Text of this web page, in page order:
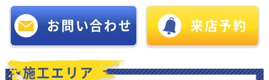
お問い合わせ 来店予約
施工エリア